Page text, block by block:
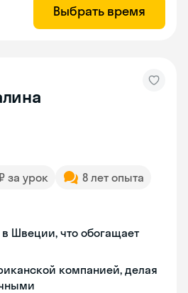
Выбрать время
за урок
8 лет опыта
Швеции, что обогащает
компанией, делая